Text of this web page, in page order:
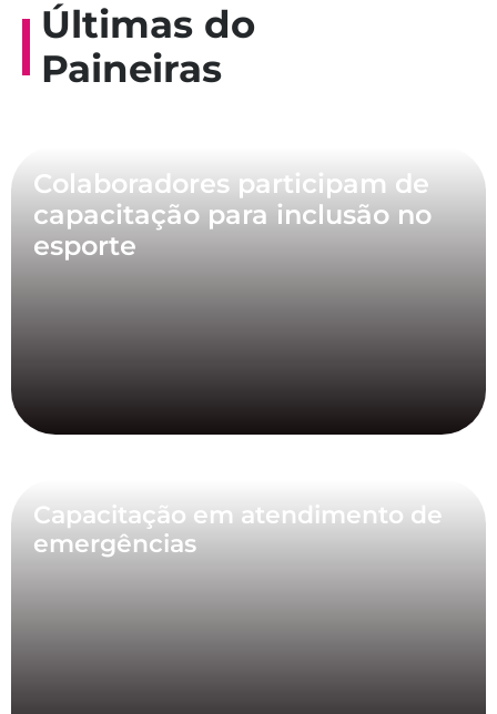
Últimas do
Paineiras
Colaboradores participam de
capacitação para inclusão no
esporte
Capacitação em atendimento de
emergências